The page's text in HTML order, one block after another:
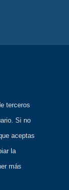
terceros
Si no
aceptas
la
más